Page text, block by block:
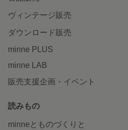
ヴィンテージ販売
ダウンロード販売
minne PLUS
minne LAB
販売支援企画・イベント
読みもの
minneとものづくりと